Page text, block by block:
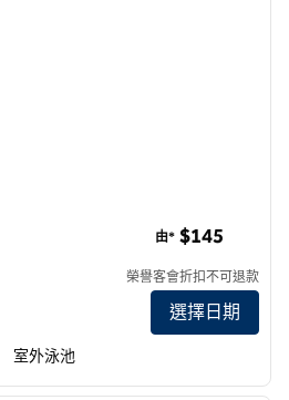
由* $145
榮譽客會折扣不可退款
選擇日期
室外泳池